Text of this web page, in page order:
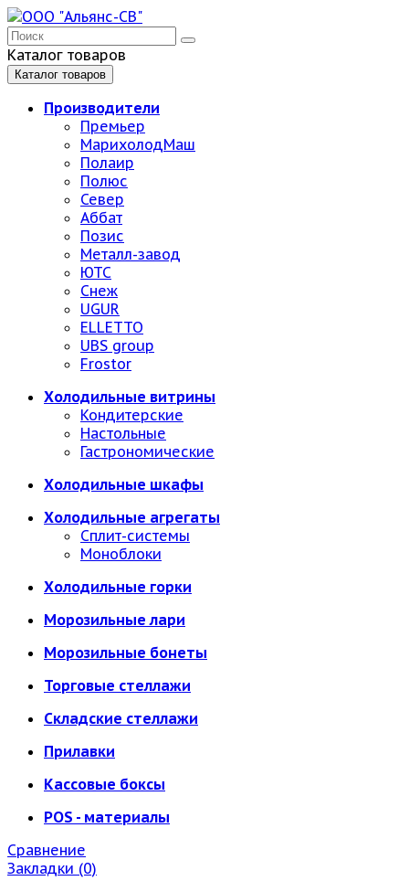
Каталог товаров
Каталог товаров
Производители
Премьер
МарихолодМаш
Полаир
Полюс
Север
Аббат
Позис
Металл-завод
ЮТС
Снеж
UGUR
ELLETTO
UBS group
Frostor
Холодильные витрины
Кондитерские
Настольные
Гастрономические
Холодильные шкафы
Холодильные агрегаты
Сплит-системы
Моноблоки
Холодильные горки
Морозильные лари
Морозильные бонеты
Торговые стеллажи
Складские стеллажи
Прилавки
Кассовые боксы
POS - материалы
Сравнение
Закладки (0)